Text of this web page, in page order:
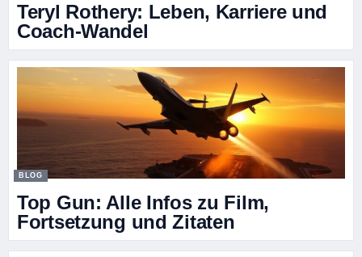
Teryl Rothery: Leben, Karriere und
Coach-Wandel
BLOG
Top Gun: Alle Infos zu Film,
Fortsetzung und Zitaten